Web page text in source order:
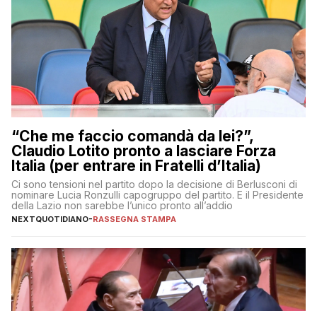
“Che me faccio comandà da lei?”,
Claudio Lotito pronto a lasciare Forza
Italia (per entrare in Fratelli d’Italia)
Ci sono tensioni nel partito dopo la decisione di Berlusconi di
nominare Lucia Ronzulli capogruppo del partito. E il Presidente
della Lazio non sarebbe l’unico pronto all’addio
NEXTQUOTIDIANO-RASSEGNA STAMPA